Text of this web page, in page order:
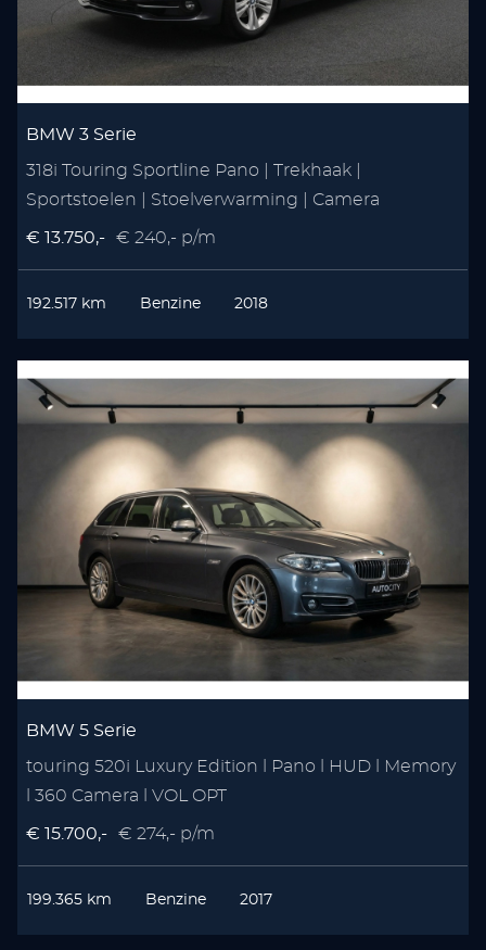
BMW 3 Serie
318i Touring Sportline Pano | Trekhaak |
Sportstoelen | Stoelverwarming | Camera
€ 13.750,- € 240,- p/m
192.517 km Benzine 2018
BMW 5 Serie
touring 520i Luxury Edition l Pano l HUD l Memory
l 360 Camera l VOL OPT
€ 15.700,- € 274,- p/m
199.365 km Benzine 2017